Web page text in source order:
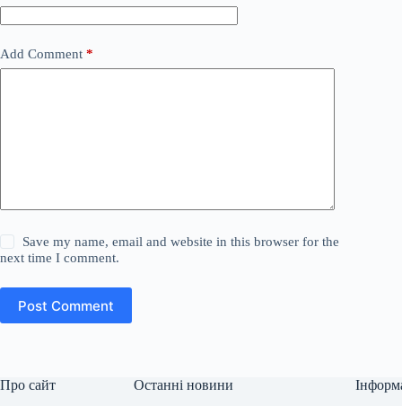
Add Comment *
Save my name, email and website in this browser for the
next time I comment.
Post Comment
Про сайт Останні новини